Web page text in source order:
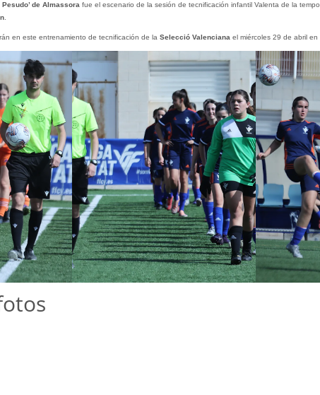
de Almassora fue el escenario de la sesión de tecnificación infantil Valenta de la
.
en este entrenamiento de tecnificación de la Selecció Valenciana el miércoles 29 de abril en